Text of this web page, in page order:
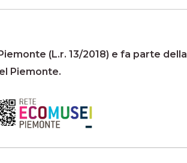
(L.r. 13/2018) e fa parte della
Piemonte.